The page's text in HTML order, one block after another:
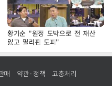
황기순 "원정 도박으로 전 재산
잃고 필리핀 도피"
매 약관·정책 고충처리